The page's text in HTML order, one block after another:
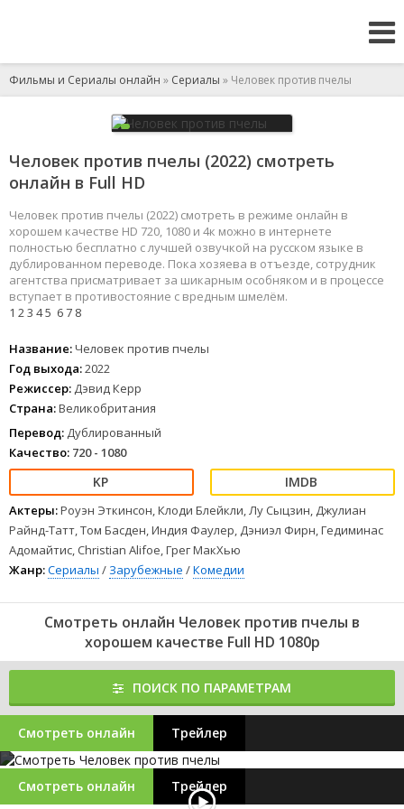
Фильмы и Сериалы онлайн » Сериалы » Человек против пчелы
Человек против пчелы (2022) смотреть
онлайн в Full HD
Человек против пчелы (2022) смотреть в режиме онлайн в
хорошем качестве HD 720, 1080 и 4к можно в интернете
полностью бесплатно с лучшей озвучкой на русском языке в
дублированном переводе. Пока хозяева в отъезде, сотрудник
агентства присматривает за шикарным особняком и в процессе
вступает в противостояние с вредным шмелём.
1 23 45 67 8
Название:Человек против пчелы
Год выхода:2022
Режиссер: Дэвид Керр
Страна:Великобритания
Перевод: Дублированный
Качество: 720 - 1080
Актеры:Роуэн Эткинсон, Клоди Блейкли, Лу Сыцзин, Джулиан
Райнд-Татт, Том Басден, Индия Фаулер, Дэниэл Фирн, Гедиминас
Адомайтис, Christian Alifoe, Грег МакХью
Жанр:Сериалы / Зарубежные /Комедии
Смотреть онлайн Человек против пчелы в
хорошем качестве Full HD 1080p
ПОИСК ПО ПАРАМЕТРАМ
Смотреть онлайн Трейлер
Смотреть онлайн Трейлер